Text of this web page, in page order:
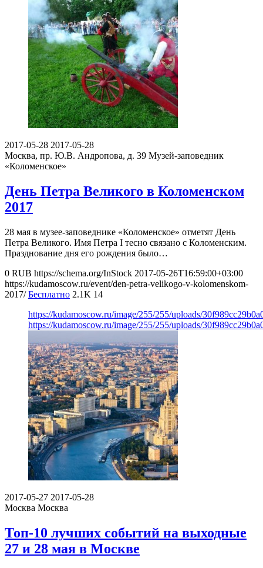
2017-05-28 2017-05-28
Москва, пр. Ю.В. Андропова, д. 39 Музей-заповедник
«Коломенское»
День Петра Великого в Коломенском
2017
28 мая в музее-заповеднике «Коломенское» отметят День
Петра Великого. Имя Петра I тесно связано с Коломенским.
Празднование дня его рождения было…
0 RUB https://schema.org/InStock 2017-05-26T16:59:00+03:00
https://kudamoscow.ru/event/den-petra-velikogo-v-kolomenskom-
2017/ Бесплатно 2.1K 14
https://kudamoscow.ru/image/255/255/uploads/
https://kudamoscow.ru/image/255/255/uploads/
2017-05-27 2017-05-28
Москва Москва
Топ-10 лучших событий на выходные
27 и 28 мая в Москве